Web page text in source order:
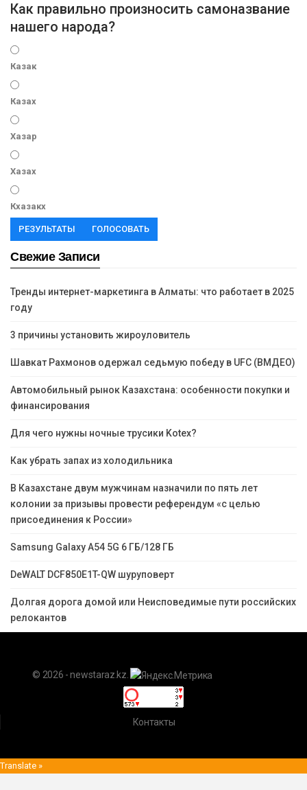
Как правильно произносить самоназвание
нашего народа?
Казак
Казах
Хазар
Хазах
Кхазакх
РЕЗУЛЬТАТЫ ГОЛОСОВАТЬ
Свежие Записи
Тренды интернет-маркетинга в Алматы: что работает в 2025
году
3 причины установить жироуловитель
Шавкат Рахмонов одержал седьмую победу в UFC (ВМДЕО)
Автомобильный рынок Казахстана: особенности покупки и
финансирования
Для чего нужны ночные трусики Kotex?
Как убрать запах из холодильника
В Казахстане двум мужчинам назначили по пять лет
колонии за призывы провести референдум «с целью
присоединения к России»
Samsung Galaxy A54 5G 6 ГБ/128 ГБ
DeWALT DCF850E1T-QW шуруповерт
Долгая дорога домой или Неисповедимые пути российских
релокантов
© 2026 - newstaraz.kz.
Контакты
Translate »